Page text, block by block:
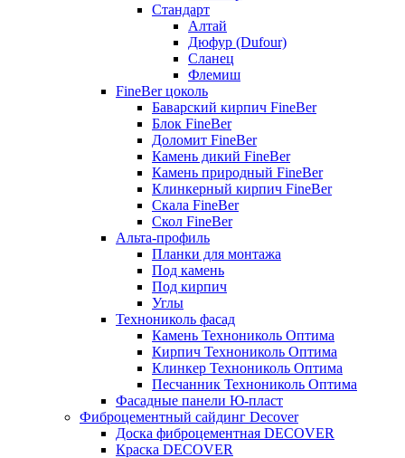
Стандарт
Алтай
Дюфур (Dufour)
Сланец
Флемиш
FineBer цоколь
Баварский кирпич FineBer
Блок FineBer
Доломит FineBer
Камень дикий FineBer
Камень природный FineBer
Клинкерный кирпич FineBer
Скала FineBer
Скол FineBer
Альта-профиль
Планки для монтажа
Под камень
Под кирпич
Углы
Технониколь фасад
Камень Технониколь Оптима
Кирпич Технониколь Оптима
Клинкер Технониколь Оптима
Песчанник Технониколь Оптима
Фасадные панели Ю-пласт
Фиброцементный сайдинг Decover
Доска фиброцементная DECOVER
Краска DECOVER